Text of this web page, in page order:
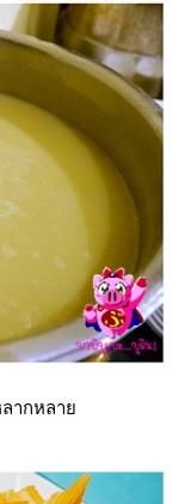
ลากหลา